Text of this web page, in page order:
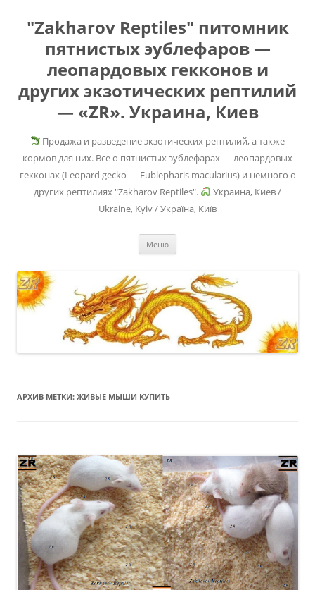
"Zakharov Reptiles" питомник
пятнистых эублефаров —
леопардовых гекконов и
других экзотических рептилий
— «ZR». Украина, Киев
Продажа и разведение экзотических рептилий, а также
кормов для них. Все о пятнистых эублефарах — леопардовых
гекконах (Leopard gecko — Eublepharis macularius) и немного о
других рептилиях "Zakharov Reptiles".
Украина, Киев /
Ukraine, Kyiv / Україна, Київ
Меню
АРХИВ МЕТКИ: ЖИВЫЕ МЫШИ КУПИТЬ